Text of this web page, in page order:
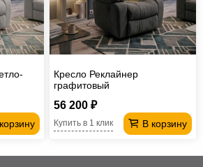
Кресло Реклайнер
графитовый
56 200 ₽
В корзину
Купить в 1 клик